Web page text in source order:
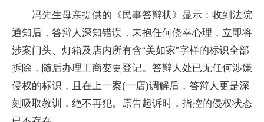
冯先生母亲提供的《民事答辩状》显示：收到法院
通知后，答辩人深知错误，未抱任何侥幸心理，立即将
涉案门头、灯箱及店内所有含“美如家”字样的标识全部
拆除，随后办理工商变更登记。答辩人处已无任何涉嫌
侵权的标识，且在上一案(一店)调解后，答辩人更是深
刻吸取教训，绝不再犯。原告起诉时，指控的侵权状态